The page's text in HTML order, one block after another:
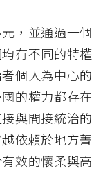
，並通過一個
有不同的特權
個人為中心的
的權力都存在
與間接統治的
依賴於地方菁
效的懷柔與高